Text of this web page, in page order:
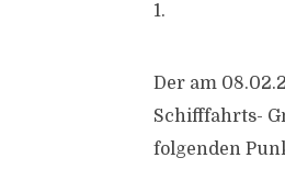
1.
Der am
Schifffahrts-
folgenden